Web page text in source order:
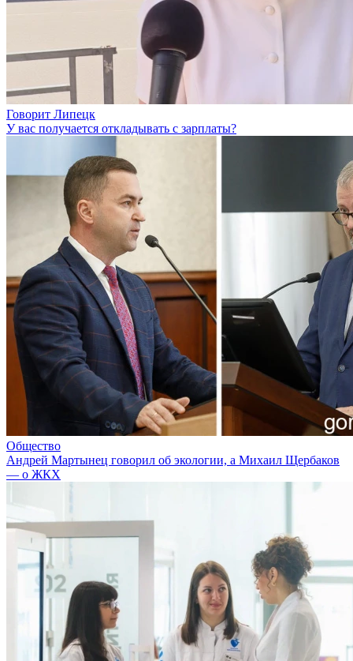
Говорит Липецк
У вас получается откладывать с зарплаты?
Общество
Андрей Мартынец говорил об экологии, а Михаил Щербаков
— о ЖКХ